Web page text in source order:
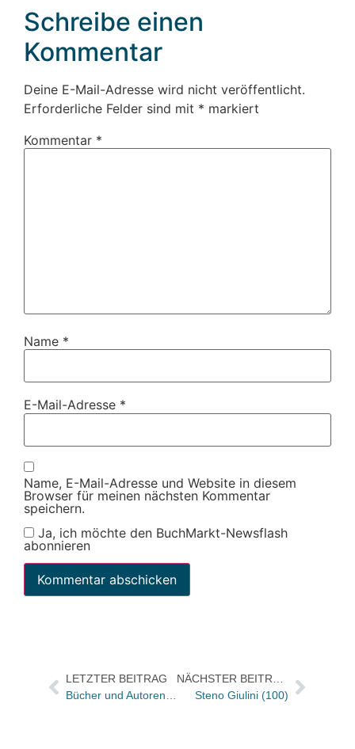
Schreibe einen
Kommentar
Deine E-Mail-Adresse wird nicht veröffentlicht.
Erforderliche Felder sind mit * markiert
Kommentar *
Name *
E-Mail-Adresse *
Name, E-Mail-Adresse und Website in diesem
Browser für meinen nächsten Kommentar
speichern.
Ja, ich möchte den BuchMarkt-Newsflash
abonnieren
LETZTER BEITRAG
Bücher und Autoren heute in den Feuilletons – und der Durchbruch des E-Books
NÄCHSTER BEITRAG
Steno Giulini (100)